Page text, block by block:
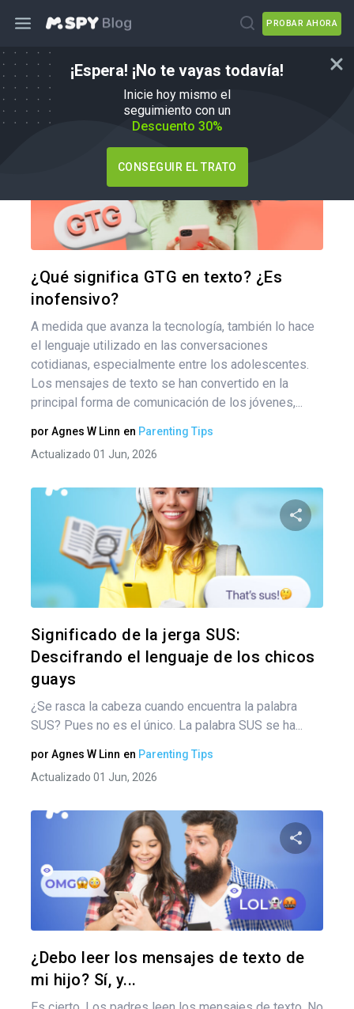
PROBAR AHORA
¡Espera! ¡No te vayas todavía!
Inicie hoy mismo el
seguimiento con un
Descuento 30%
CONSEGUIR EL TRATO
Consejos para padres
¿Qué significa GTG en texto? ¿Es
inofensivo?
A medida que avanza la tecnología, también lo hace
el lenguaje utilizado en las conversaciones
cotidianas, especialmente entre los adolescentes.
Los mensajes de texto se han convertido en la
principal forma de comunicación de los jóvenes,...
por Agnes W Linn en Parenting Tips
Actualizado 01 Jun, 2026
Significado de la jerga SUS:
Descifrando el lenguaje de los chicos
guays
¿Se rasca la cabeza cuando encuentra la palabra
SUS? Pues no es el único. La palabra SUS se ha...
por Agnes W Linn en Parenting Tips
Actualizado 01 Jun, 2026
¿Debo leer los mensajes de texto de
mi hijo? Sí, y...